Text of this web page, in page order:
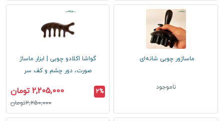
ماساژور چوبی شانه‌ای
ناموجود
گواشا اکلادو چوبی | ابزار ماساژ
صورت، دور چشم و کف سر
2% 2,205,000 تومان
2,250,000تومان